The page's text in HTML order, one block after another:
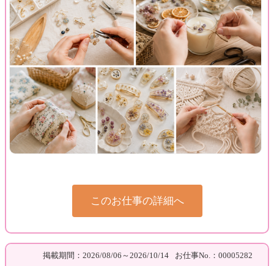
このお仕事の詳細へ
掲載期間：2026/08/06～2026/10/14 お仕事No.：00005282